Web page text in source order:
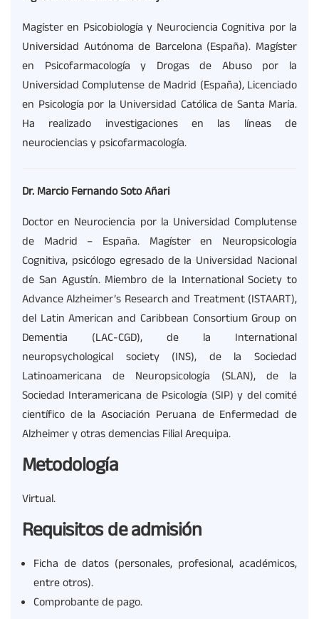
Magíster en Psicobiología y Neurociencia Cognitiva por la
Universidad Autónoma de Barcelona (España). Magíster
en Psicofarmacología y Drogas de Abuso por la
Universidad Complutense de Madrid (España), Licenciado
en Psicología por la Universidad Católica de Santa María.
Ha realizado investigaciones en las líneas de
neurociencias y psicofarmacología.
Dr. Marcio Fernando Soto Añari
Doctor en Neurociencia por la Universidad Complutense
de Madrid – España. Magíster en Neuropsicología
Cognitiva, psicólogo egresado de la Universidad Nacional
de San Agustín. Miembro de la International Society to
Advance Alzheimer’s Research and Treatment (ISTAART),
del Latin American and Caribbean Consortium Group on
Dementia (LAC-CGD), de la International
neuropsychological society (INS), de la Sociedad
Latinoamericana de Neuropsicología (SLAN), de la
Sociedad Interamericana de Psicología (SIP) y del comité
científico de la Asociación Peruana de Enfermedad de
Alzheimer y otras demencias Filial Arequipa.
Metodología
Virtual.
Requisitos de admisión
Ficha de datos (personales, profesional, académicos,
entre otros).
Comprobante de pago.